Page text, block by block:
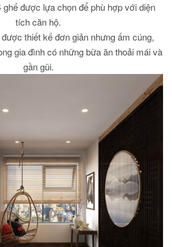
ghế được lựa chọn để phù hợp với diện
tích căn hộ.
thiết kế đơn giản nhưng ấm cúng,
gia đình có những bữa ăn thoải mái và
gần gũi.